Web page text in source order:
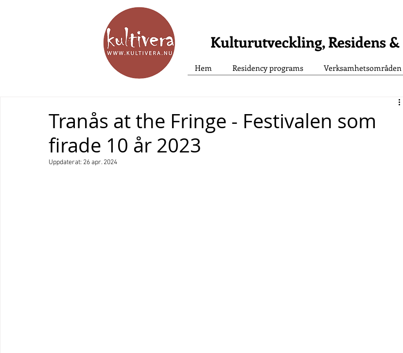
Kulturutveckling, Residens &
Hem Residency programs Verksamhetsområden
Tranås at the Fringe - Festivalen som
firade 10 år 2023
Uppdaterat: 26 apr. 2024